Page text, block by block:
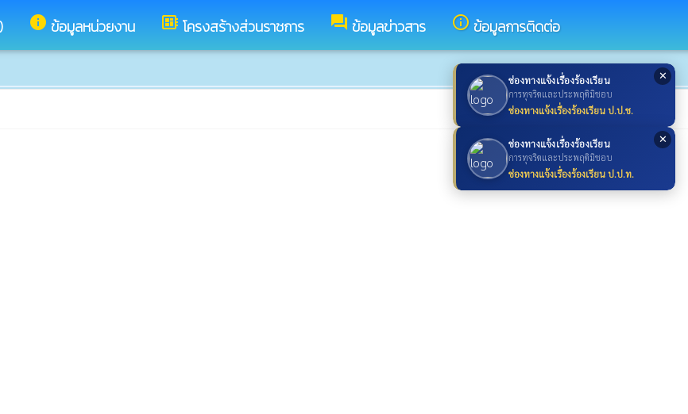
✕
ช่องทางแจ้งเรื่องร้องเรียน
การทุจริตและประพฤติมิชอบ
ช่องทางแจ้งเรื่องร้องเรียน ป.ป.ช.
✕
ช่องทางแจ้งเรื่องร้องเรียน
การทุจริตและประพฤติมิชอบ
ช่องทางแจ้งเรื่องร้องเรียน ป.ป.ท.
info ข้อมูลหน่วยงาน developer_board โครงสร้างส่วนราชการ forum ข้อมูลข่าวสาร info_outline ข้อมูลการติดต่อ